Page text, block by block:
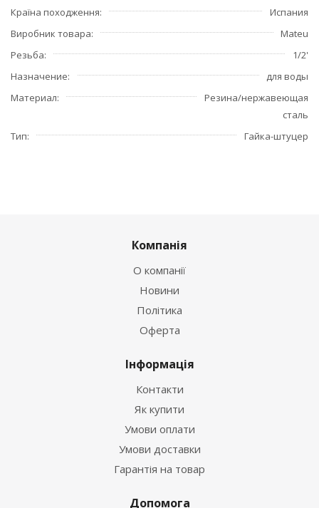
Країна походження
Испания
Виробник товара
Mateu
Резьба
1/2'
Назначение
для воды
Материал
Резина/нержавеющая
сталь
Тип
Гайка-штуцер
Компанія
О компанії
Новини
Політика
Оферта
Інформація
Контакти
Як купити
Умови оплати
Умови доставки
Гарантія на товар
Допомога